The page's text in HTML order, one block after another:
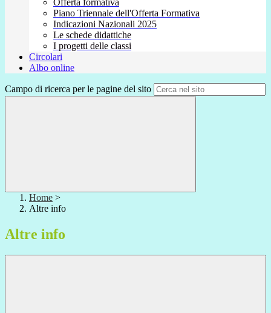
Offerta formativa
Piano Triennale dell'Offerta Formativa
Indicazioni Nazionali 2025
Le schede didattiche
I progetti delle classi
Circolari
Albo online
Campo di ricerca per le pagine del sito
Home >
Altre info
Altre info